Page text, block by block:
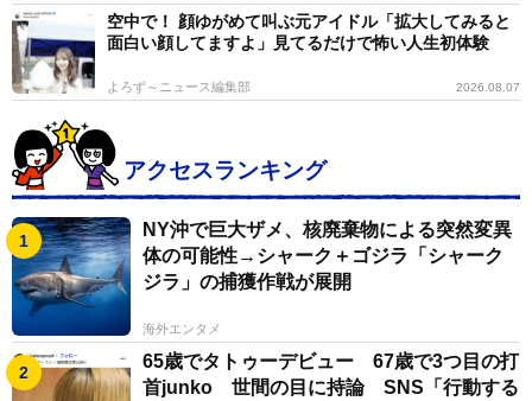
空中で！ 顔ゆがめて叫ぶ元アイドル「拡大してみると
面白い顔してますよ」見てるだけで怖い人生初体験
よろず～ニュース編集部 2026.08.07
アクセスランキング
NY沖で巨大ザメ、核廃棄物による突然変異
体の可能性→シャーク＋ゴジラ「シャーク
ジラ」の捕獲作戦が展開
海外エンタメ
65歳でタトゥーデビュー 67歳で3つ目の打
首junko 世間の目に持論 SNS「行動する